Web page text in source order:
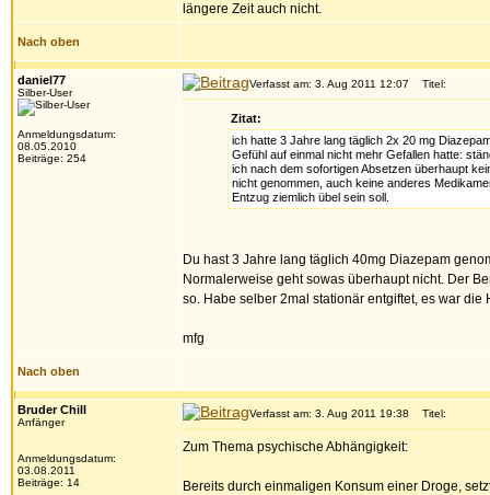
längere Zeit auch nicht.
Nach oben
daniel77
Silber-User
Anmeldungsdatum:
08.05.2010
Beiträge: 254
Verfasst am: 3. Aug 2011 12:07 Titel:
Zitat:
ich hatte 3 Jahre lang täglich 2x 20 mg
Gefühl auf einmal nicht mehr Gefallen hatte:
ich nach dem sofortigen Absetzen überhaupt
nicht genommen, auch keine anderes
Entzug ziemlich übel sein soll.
Du hast 3 Jahre lang täglich 40mg Diazepam
Normalerweise geht sowas überhaupt nicht. Der
so. Habe selber 2mal stationär entgiftet, es war die
mfg
Nach oben
Bruder Chill
Anfänger
Anmeldungsdatum:
03.08.2011
Beiträge: 14
Verfasst am: 3. Aug 2011 19:38 Titel:
Zum Thema psychische Abhängigkeit:
Bereits durch einmaligen Konsum einer Droge,